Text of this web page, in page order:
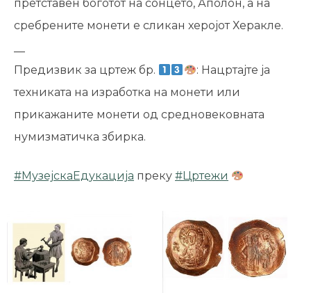
претставен боготот на сонцето, Аполон, а на
сребрените монети е сликан херојот Херакле.
Предизвик за цртеж бр.
: Нацртајте ја
техниката на изработка на монети или
прикажаните монети од средновековната
нумизматичка збирка.
#МузејскаЕдукација преку #Цртежи